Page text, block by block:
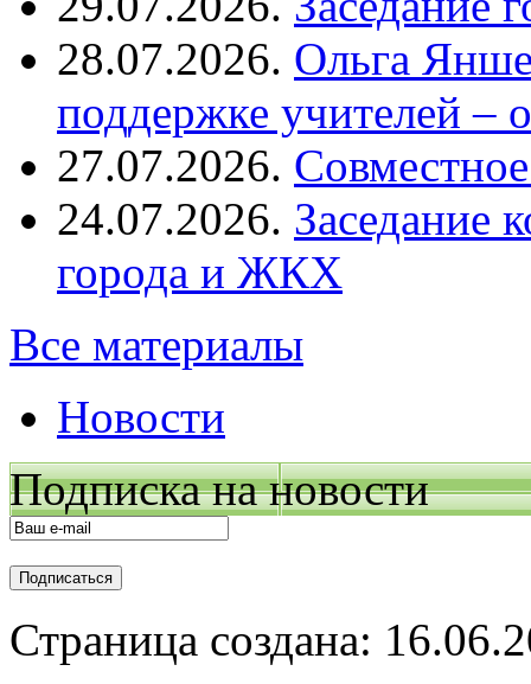
28.07.2026. Ольга
поддержке учителей –
27.07.2026.
24.07.2026. Заседание
города и ЖКХ
Все материалы
Новости
Подписка на новости
Страница создана: